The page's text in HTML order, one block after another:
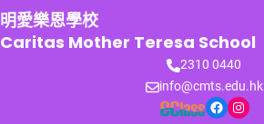
跳
至
主
明愛樂恩學校
Caritas Mother Teresa School
2310 0440
info@cmts.edu.hk
Facebook Instagram